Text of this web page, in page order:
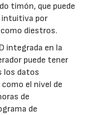
timón, que puede
intuitiva por
diestros.
integrada en la
puede tener
los datos
el nivel de
de
de